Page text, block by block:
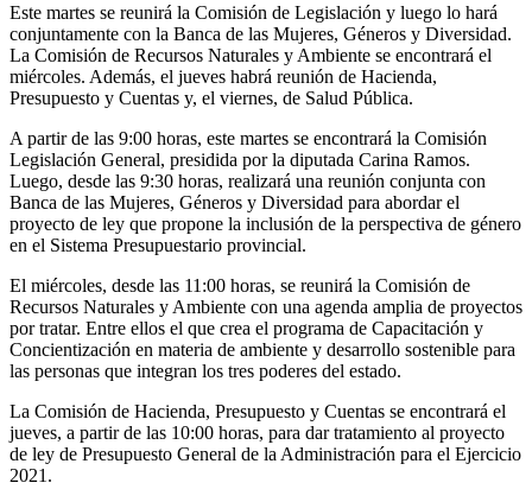
Este martes se reunirá la Comisión de Legislación y luego lo hará
conjuntamente con la Banca de las Mujeres, Géneros y Diversidad.
La Comisión de Recursos Naturales y Ambiente se encontrará el
miércoles. Además, el jueves habrá reunión de Hacienda,
Presupuesto y Cuentas y, el viernes, de Salud Pública.
A partir de las 9:00 horas, este martes se encontrará la Comisión
Legislación General, presidida por la diputada Carina Ramos.
Luego, desde las 9:30 horas, realizará una reunión conjunta con
Banca de las Mujeres, Géneros y Diversidad para abordar el
proyecto de ley que propone la inclusión de la perspectiva de género
en el Sistema Presupuestario provincial.
El miércoles, desde las 11:00 horas, se reunirá la Comisión de
Recursos Naturales y Ambiente con una agenda amplia de proyectos
por tratar. Entre ellos el que crea el programa de Capacitación y
Concientización en materia de ambiente y desarrollo sostenible para
las personas que integran los tres poderes del estado.
La Comisión de Hacienda, Presupuesto y Cuentas se encontrará el
jueves, a partir de las 10:00 horas, para dar tratamiento al proyecto
de ley de Presupuesto General de la Administración para el Ejercicio
2021.